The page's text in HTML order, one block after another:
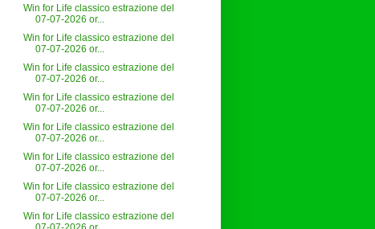
Win for Life classico estrazione del
07-07-2026 or...
Win for Life classico estrazione del
07-07-2026 or...
Win for Life classico estrazione del
07-07-2026 or...
Win for Life classico estrazione del
07-07-2026 or...
Win for Life classico estrazione del
07-07-2026 or...
Win for Life classico estrazione del
07-07-2026 or...
Win for Life classico estrazione del
07-07-2026 or...
Win for Life classico estrazione del